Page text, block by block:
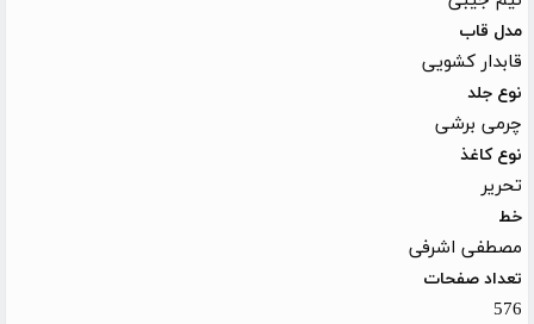
مدل قاب
قابدار کشویی
نوع جلد
چرمی برشی
نوع کاغذ
تحریر
خط
مصطفی اشرفی
تعداد صفحات
576